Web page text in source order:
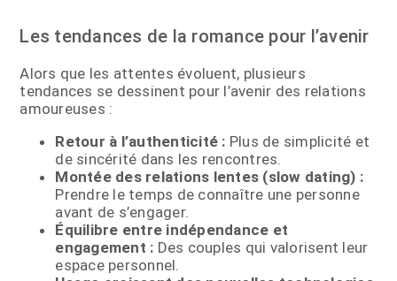
Les tendances de la romance pour l’avenir
Alors que les attentes évoluent, plusieurs
tendances se dessinent pour l’avenir des relations
amoureuses :
Retour à l’authenticité : Plus de simplicité et
de sincérité dans les rencontres.
Montée des relations lentes (slow dating) :
Prendre le temps de connaître une personne
avant de s’engager.
Équilibre entre indépendance et
engagement : Des couples qui valorisent leur
espace personnel.